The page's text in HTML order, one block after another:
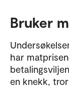
Bruker
har
en knekk,